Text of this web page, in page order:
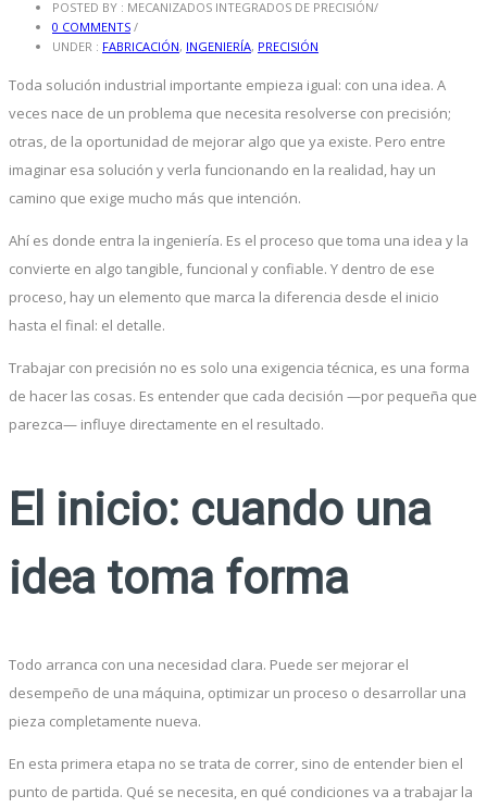
POSTED BY : MECANIZADOS INTEGRADOS DE PRECISIÓN/
0 COMMENTS /
UNDER : FABRICACIÓN, INGENIERÍA, PRECISIÓN
Toda solución industrial importante empieza igual: con una idea. A
veces nace de un problema que necesita resolverse con precisión;
otras, de la oportunidad de mejorar algo que ya existe. Pero entre
imaginar esa solución y verla funcionando en la realidad, hay un
camino que exige mucho más que intención.
Ahí es donde entra la ingeniería. Es el proceso que toma una idea y la
convierte en algo tangible, funcional y confiable. Y dentro de ese
proceso, hay un elemento que marca la diferencia desde el inicio
hasta el final: el detalle.
Trabajar con precisión no es solo una exigencia técnica, es una forma
de hacer las cosas. Es entender que cada decisión —por pequeña que
parezca— influye directamente en el resultado.
El inicio: cuando una
idea toma forma
Todo arranca con una necesidad clara. Puede ser mejorar el
desempeño de una máquina, optimizar un proceso o desarrollar una
pieza completamente nueva.
En esta primera etapa no se trata de correr, sino de entender bien el
punto de partida. Qué se necesita, en qué condiciones va a trabajar la